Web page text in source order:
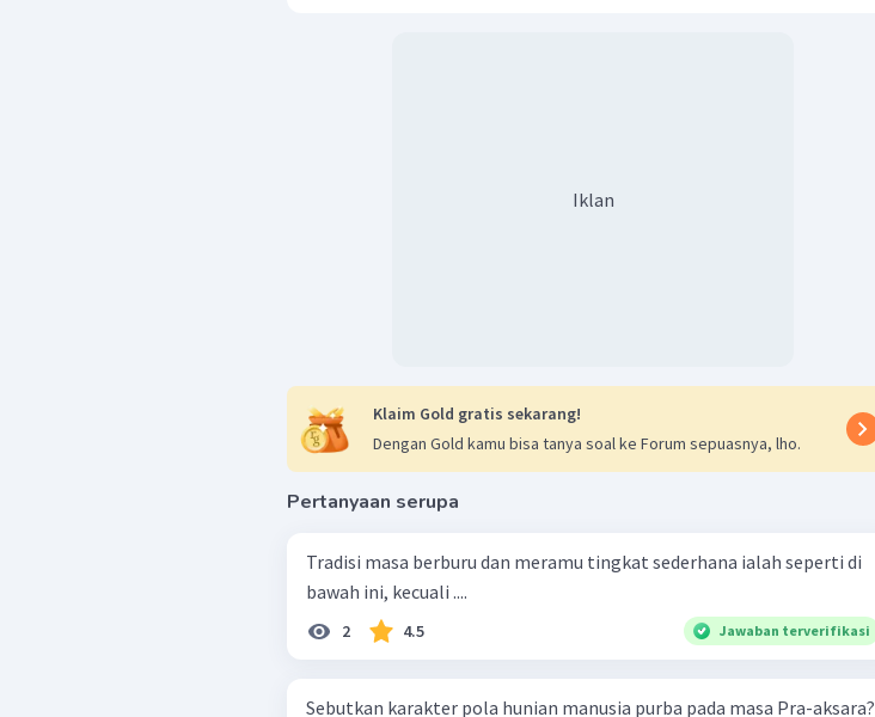
Iklan
Klaim Gold gratis sekarang!
Dengan Gold kamu bisa tanya soal ke Forum sepuasnya, lho.
Pertanyaan serupa
Tradisi masa berburu dan meramu tingkat sederhana ialah seperti di
bawah ini, kecuali ....
2 4.5 Jawaban terverifikasi
Sebutkan karakter pola hunian manusia purba pada masa Pra-aksara?